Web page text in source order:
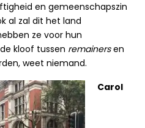
en gemeenschapszin
al zal dit het land
ze voor hun
kloof tussen remainersen
weet niemand.
Carol